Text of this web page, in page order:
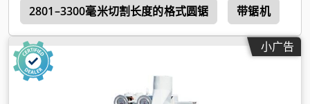
2801–3300毫米切割长度的格式圆锯 带锯机
小广告